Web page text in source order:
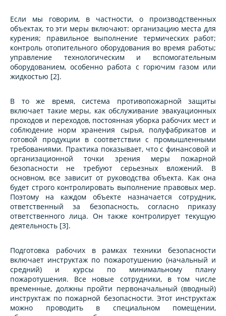
Если мы говорим, в частности, о производственных
объектах, то эти меры включают: организацию места для
курения; правильное выполнение термических работ;
контроль отопительного оборудования во время работы;
управление технологическим и вспомогательным
оборудованием, особенно работа с горючим газом или
жидкостью [2].
В то же время, система противопожарной защиты
включает такие меры, как обслуживание эвакуационных
проходов и переходов, постоянная уборка рабочих мест и
соблюдение норм хранения сырья, полуфабрикатов и
готовой продукции в соответствии с промышленными
требованиями. Практика показывает, что с финансовой и
организационной точки зрения меры пожарной
безопасности не требуют серьезных вложений. В
основном, все зависит от руководства объекта. Как она
будет строго контролировать выполнение правовых мер.
Поэтому на каждом объекте назначается сотрудник,
ответственный за безопасность, согласно приказу
ответственного лица. Он также контролирует текущую
деятельность [3].
Подготовка рабочих в рамках техники безопасности
включает инструктаж по пожаротушению (начальный и
средний) и курсы по минимальному плану
пожаротушения. Все новые сотрудники, в том числе
временные, должны пройти первоначальный (вводный)
инструктаж по пожарной безопасности. Этот инструктаж
можно проводить в специальном помещении,